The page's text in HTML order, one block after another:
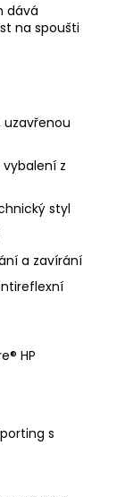
dává
na spoušti
z
styl
a zavírání
HP
s